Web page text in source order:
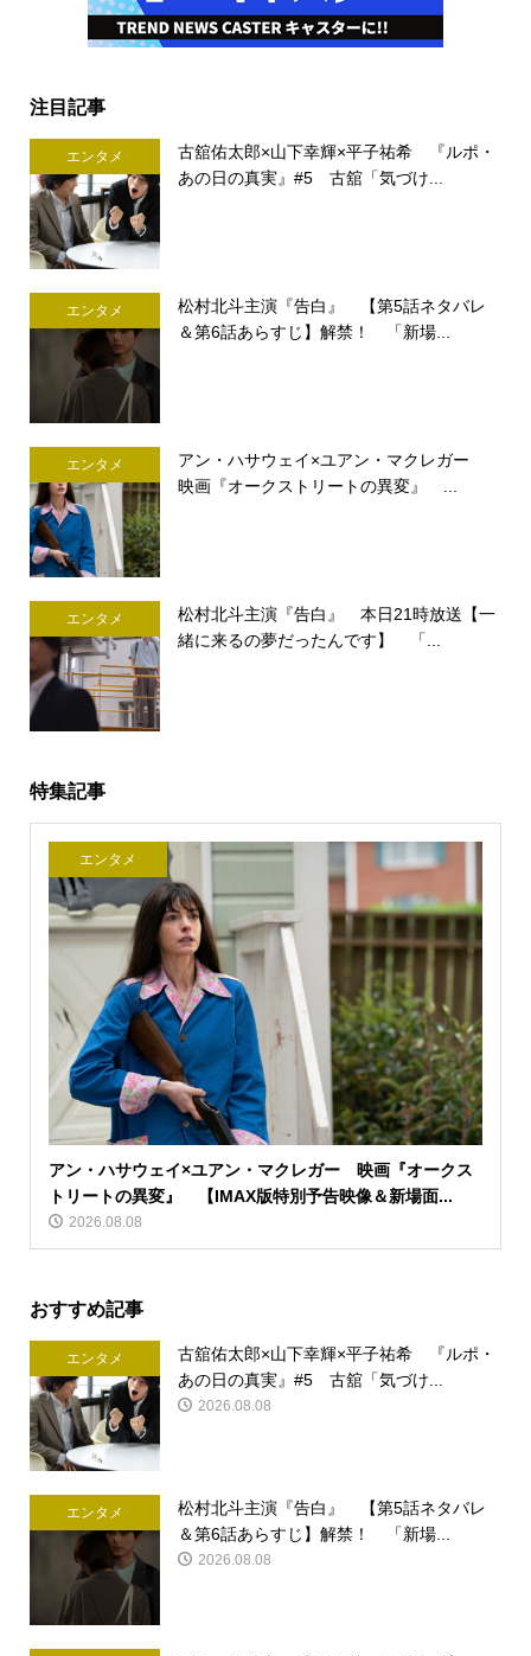
注目記事
エンタメ
古舘佑太郎×山下幸輝×平子祐希 『ルポ・
あの日の真実』#5 古舘「気づけ...
エンタメ
松村北斗主演『告白』 【第5話ネタバレ
＆第6話あらすじ】解禁！ 「新場...
エンタメ
アン・ハサウェイ×ユアン・マクレガー
映画『オークストリートの異変』 ...
エンタメ
松村北斗主演『告白』 本日21時放送【一
緒に来るの夢だったんです】 「...
特集記事
エンタメ
アン・ハサウェイ×ユアン・マクレガー 映画『オークス
トリートの異変』 【IMAX版特別予告映像＆新場面...
2026.08.08
おすすめ記事
エンタメ
古舘佑太郎×山下幸輝×平子祐希 『ルポ・
あの日の真実』#5 古舘「気づけ...
2026.08.08
エンタメ
松村北斗主演『告白』 【第5話ネタバレ
＆第6話あらすじ】解禁！ 「新場...
2026.08.08